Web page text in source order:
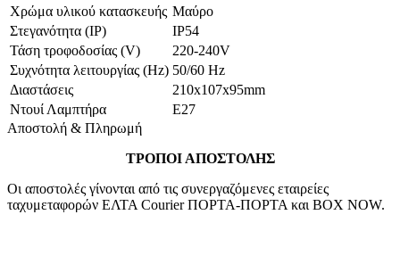
Χρώμα υλικού κατασκευής Μαύρο
Στεγανότητα (IP)
IP54
Τάση τροφοδοσίας (V)
220-240V
Συχνότητα λειτουργίας (Hz) 50/60 Hz
Διαστάσεις
210x107x95mm
Ντουί Λαμπτήρα
E27
Αποστολή & Πληρωμή
ΤΡΟΠΟΙ ΑΠΟΣΤΟΛΗΣ
Οι αποστολές γίνονται από τις συνεργαζόμενες εταιρείες
ταχυμεταφορών ΕΛΤΑ Courier ΠΟΡΤΑ-ΠΟΡΤΑ και BOX NOW.